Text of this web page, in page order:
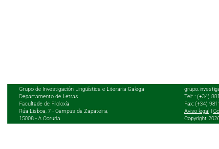
Grupo de Investigación Lingüística e Literaria Galega
Departamento de Letras.
Facultade de Filoloxía
Rúa Lisboa, 7 - Campus da Zapateira,
15008 - A Coruña
Telf.: (+34)
Fax: (+34)
Aviso legal
Copyright